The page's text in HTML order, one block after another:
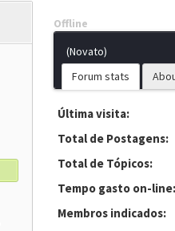
Offline
(Novato)
Forum stats
Última visita:
Total de Postagens:
Total de Tópicos:
Tempo gasto on-line:
Membros indicados: